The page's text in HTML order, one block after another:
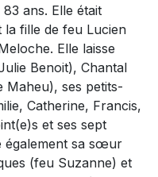
83 ans. Elle était
la fille de feu Lucien
Elle laisse
Benoit), Chantal
Maheu), ses petits-
Catherine, Francis,
et ses sept
également sa sœur
(feu Suzanne) et